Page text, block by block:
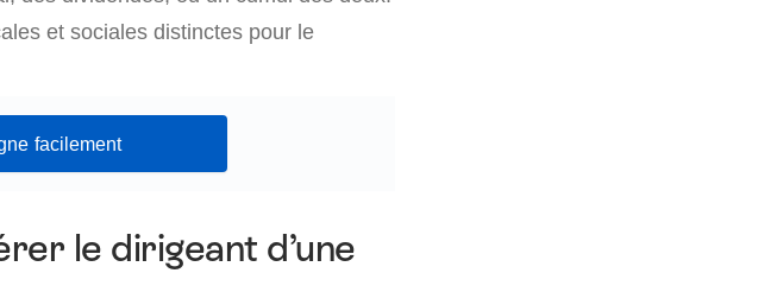
et sociales distinctes pour le
facilement
le dirigeant d’une